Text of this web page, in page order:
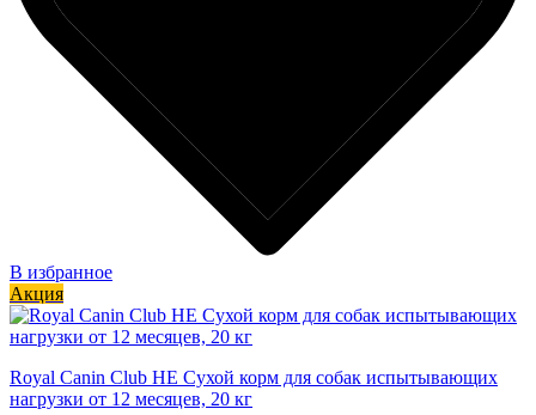
В избранное
Акция
Royal Canin Club HE Сухой корм для собак испытывающих
нагрузки от 12 месяцев, 20 кг